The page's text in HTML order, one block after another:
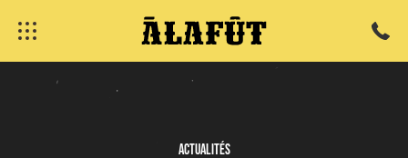
Actualités